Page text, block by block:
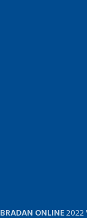
BRADAN ONLINE2022